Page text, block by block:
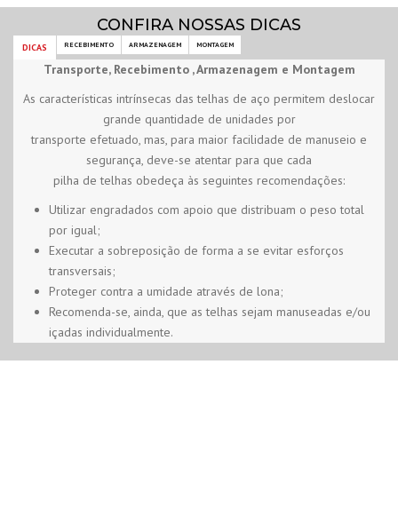
CONFIRA NOSSAS DICAS
DICAS RECEBIMENTO ARMAZENAGEM MONTAGEM
Transporte, Recebimento , Armazenagem e Montagem
As características intrínsecas das telhas de aço permitem deslocar
grande quantidade de unidades por
transporte efetuado, mas, para maior facilidade de manuseio e
segurança, deve-se atentar para que cada
pilha de telhas obedeça às seguintes recomendações:
Utilizar engradados com apoio que distribuam o peso total
por igual;
Executar a sobreposição de forma a se evitar esforços
transversais;
Proteger contra a umidade através de lona;
Recomenda-se, ainda, que as telhas sejam manuseadas e/ou
içadas individualmente.